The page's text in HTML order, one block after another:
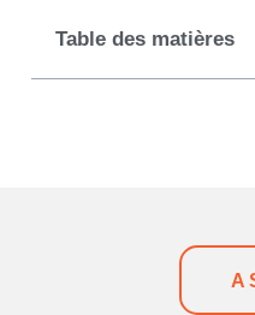
Table des matières
A